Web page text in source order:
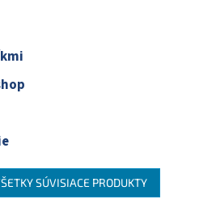
SÚVISIACE PRODUKTY